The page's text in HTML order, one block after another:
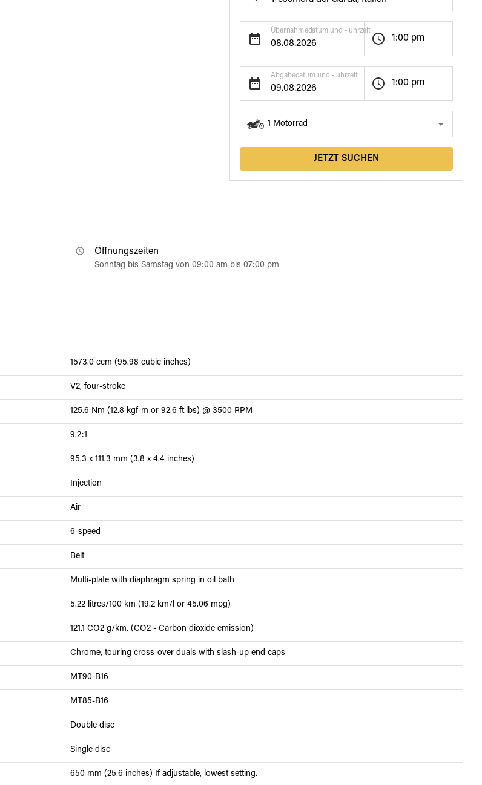
Übernahmedatum und - uhrzeit
1:00 pm
Abgabedatum und - uhrzeit
1:00 pm
1 Motorrad
JETZT SUCHEN
Öffnungszeiten
Sonntag bis Samstag von 09:00 am bis 07:00 pm
1573.0 ccm (95.98 cubic inches)
V2, four-stroke
125.6 Nm (12.8 kgf-m or 92.6 ft.lbs) @ 3500 RPM
9.2:1
95.3 x 111.3 mm (3.8 x 4.4 inches)
Injection
Air
6-speed
Belt
Multi-plate with diaphragm spring in oil bath
5.22 litres/100 km (19.2 km/l or 45.06 mpg)
121.1 CO2 g/km. (CO2 - Carbon dioxide emission)
Chrome, touring cross-over duals with slash-up end caps
MT90-B16
MT85-B16
Double disc
Single disc
650 mm (25.6 inches) If adjustable, lowest setting.